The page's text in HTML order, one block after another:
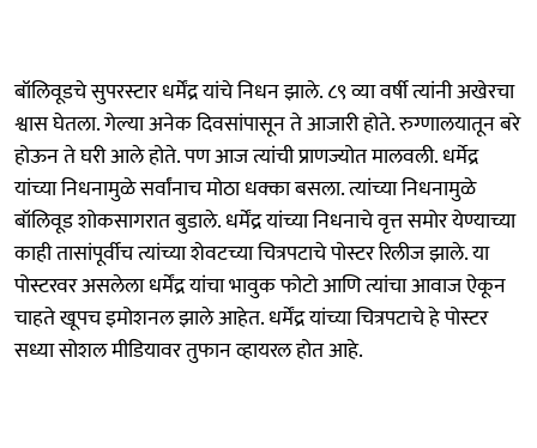
बॉलिवूडचे सुपरस्टार धर्मेंद्र यांचे निधन झाले. ८९ व्या वर्षी त्यांनी अखेरचा
श्वास घेतला. गेल्या अनेक दिवसांपासून ते आजारी होते. रुग्णालयातून बरे
होऊन ते घरी आले होते. पण आज त्यांची प्राणज्योत मालवली. धर्मेद्र
यांच्या निधनामुळे सर्वांनाच मोठा धक्का बसला. त्यांच्या निधनामुळे
बॉलिवूड शोकसागरात बुडाले. धर्मेंद्र यांच्या निधनाचे वृत्त समोर येण्याच्या
काही तासांपूर्वीच त्यांच्या शेवटच्या चित्रपटाचे पोस्टर रिलीज झाले. या
पोस्टरवर असलेला धर्मेंद्र यांचा भावुक फोटो आणि त्यांचा आवाज ऐकून
चाहते खूपच इमोशनल झाले आहेत. धर्मेंद्र यांच्या चित्रपटाचे हे पोस्टर
सध्या सोशल मीडियावर तुफान व्हायरल होत आहे.